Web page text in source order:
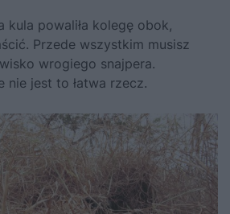
kula powaliła kolegę obok,
Przede wszystkim musisz
wrogiego snajpera.
nie jest to łatwa rzecz.